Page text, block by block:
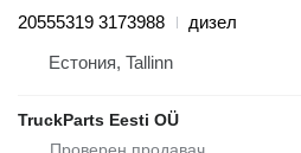
20555319 3173988
дизел
Естония, Tallinn
TruckParts Eesti OÜ